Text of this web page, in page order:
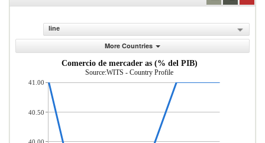
line
More Countries
Comercio de mercader as (% del PIB)
Source:WITS - Country Profile
41.00
40.50